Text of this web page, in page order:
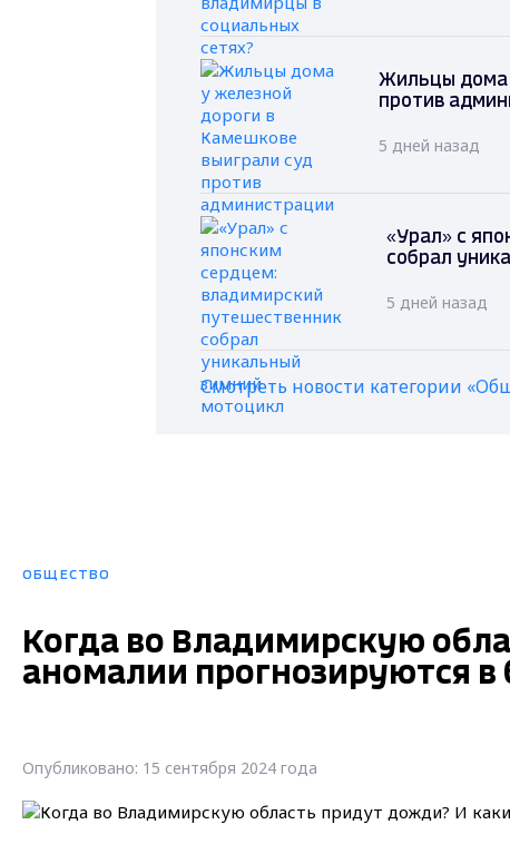
Жильцы дома
против
5 дней назад
«Урал» с
собрал
5 дней назад
Смотреть новости категории
ОБЩЕСТВО
Когда во Владимирскую
аномалии прогнозируются
Опубликовано: 15 сентября 2024 года